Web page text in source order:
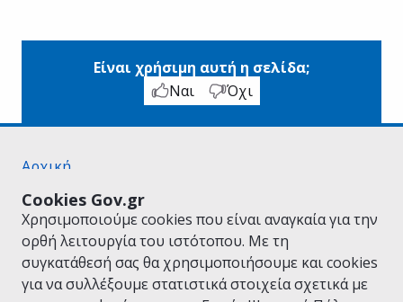
Cookies Gov.gr
Χρησιμοποιούμε cookies που είναι αναγκαία για την
ορθή λειτουργία του ιστότοπου. Με τη
συγκατάθεσή σας θα χρησιμοποιήσουμε και cookies
για να συλλέξουμε στατιστικά στοιχεία σχετικά με
Είναι χρήσιμη αυτή η σελίδα;
Ναι
Όχι
Αρχική
Όροι Χρήσης
Πολιτική Απορρήτου
Δήλωση προσβασιμότητας
Πολιτική cookies
Προτάσεις για το gov.gr